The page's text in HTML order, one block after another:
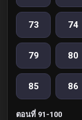
73 74
79 80
85 86
ตอนที่ 91-100